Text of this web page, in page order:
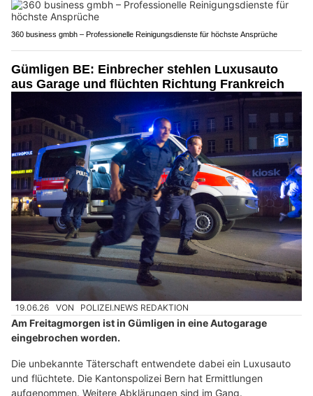
360 business gmbh – Professionelle Reinigungsdienste für höchste Ansprüche
Gümligen BE: Einbrecher stehlen Luxusauto
aus Garage und flüchten Richtung Frankreich
19.06.26 VON POLIZEI.NEWS REDAKTION
Am Freitagmorgen ist in Gümligen in eine Autogarage
eingebrochen worden.
Die unbekannte Täterschaft entwendete dabei ein Luxusauto
und flüchtete. Die Kantonspolizei Bern hat Ermittlungen
aufgenommen. Weitere Abklärungen sind im Gang.